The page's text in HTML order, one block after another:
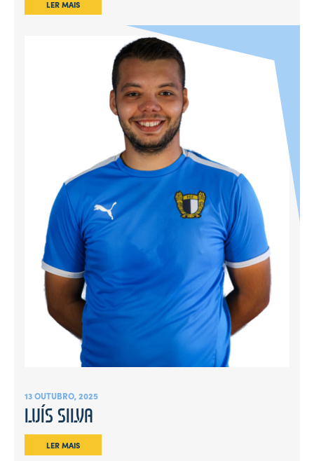
LER MAIS
13 OUTUBRO, 2025
LUÍS SILVA
LER MAIS